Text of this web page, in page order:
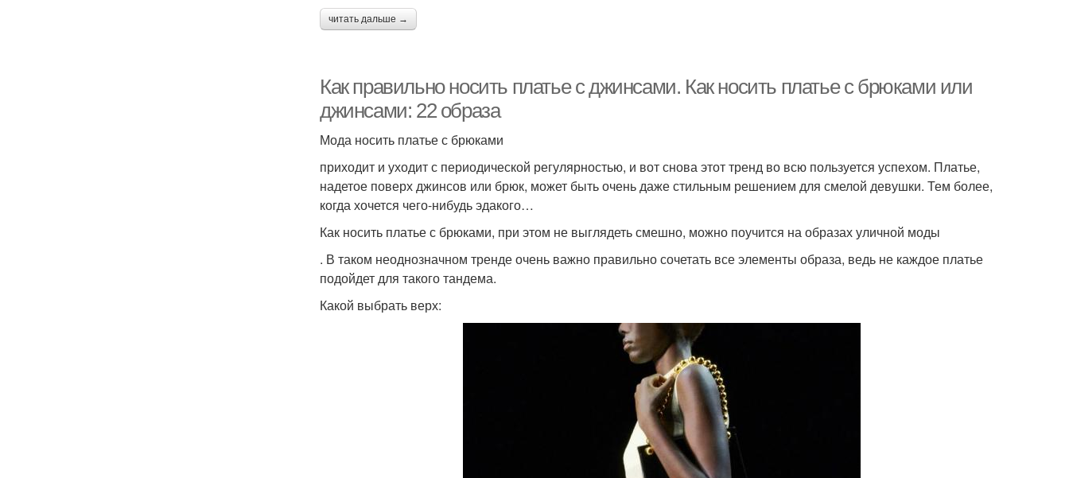
читать дальше →
Как правильно носить платье с джинсами. Как носить платье с брюками или
джинсами: 22 образа
Мода носить платье с брюками
приходит и уходит с периодической регулярностью, и вот снова этот тренд во всю пользуется успехом. Платье,
надетое поверх джинсов или брюк, может быть очень даже стильным решением для смелой девушки. Тем более,
когда хочется чего-нибудь эдакого…
Как носить платье с брюками, при этом не выглядеть смешно, можно поучится на образах уличной моды
. В таком неоднозначном тренде очень важно правильно сочетать все элементы образа, ведь не каждое платье
подойдет для такого тандема.
Какой выбрать верх: